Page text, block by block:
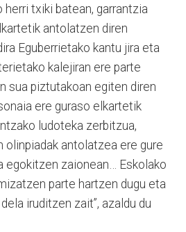
herri txiki batean, garrantzia
antolatzen diren
Eguberrietako kantu jira eta
kalejiran ere parte
sua piztutakoan egiten diren
ere guraso elkartetik
ludoteka zerbitzua,
olinpiadak antolatzea ere gure
egokitzen zaionean… Eskolako
parte hartzen dugu eta
iruditzen zait”, azaldu du